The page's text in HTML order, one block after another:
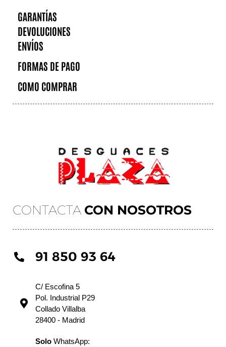
CONTACTA CON NOSOTROS
91 850 93 64
C/ Escofina 5
Pol. Industrial P29
Collado Villalba
28400 - Madrid
Solo WhatsApp:
GARANTÍAS
DEVOLUCIONES
ENVÍOS
FORMAS DE PAGO
COMO COMPRAR